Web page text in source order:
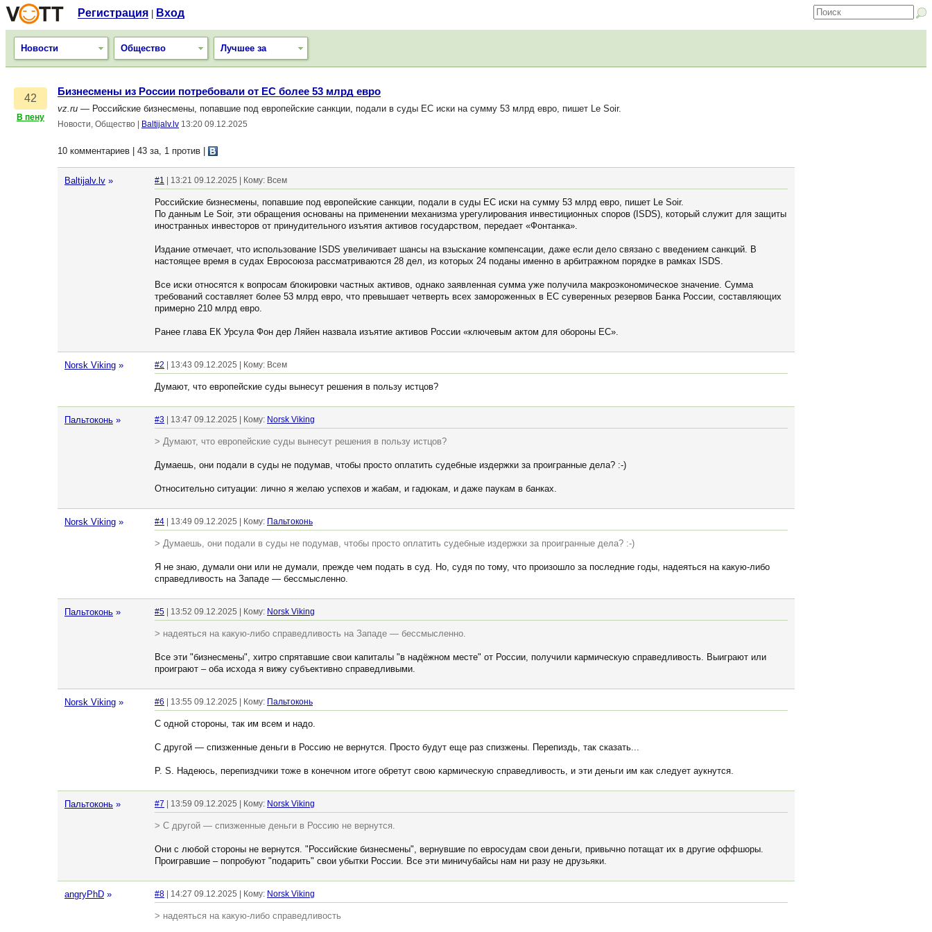
Регистрация Вход
Новости Общество Лучшее за
42
В пену
Бизнесмены из России потребовали от ЕС более 53 млрд евро
vz.ru — Российские бизнесмены, попавшие под европейские санкции, подали в суды ЕС иски на сумму 53 млрд евро, пишет Le Soir.
Новости, Общество Baltijalv.lv 13:20 09.12.2025
10 комментариев | 43 за, 1 против
Baltijalv.lv » #1 | 13:21 09.12.2025 | Кому: Всем
Российские бизнесмены, попавшие под европейские санкции, подали в суды ЕС иски на сумму 53 млрд евро, пишет Le Soir.
По данным Le Soir, эти обращения основаны на применении механизма урегулирования инвестиционных споров (ISDS), который служит для защиты
иностранных инвесторов от принудительного изъятия активов государством, передает «Фонтанка».
Издание отмечает, что использование ISDS увеличивает шансы на взыскание компенсации, даже если дело связано с введением санкций. В
настоящее время в судах Евросоюза рассматриваются 28 дел, из которых 24 поданы именно в арбитражном порядке в рамках ISDS.
Все иски относятся к вопросам блокировки частных активов, однако заявленная сумма уже получила макроэкономическое значение. Сумма
требований составляет более 53 млрд евро, что превышает четверть всех замороженных в ЕС суверенных резервов Банка России, составляющих
примерно 210 млрд евро.
Ранее глава ЕК Урсула Фон дер Ляйен назвала изъятие активов России «ключевым актом для обороны ЕС».
Norsk Viking » #2 | 13:43 09.12.2025 | Кому: Всем
Думают, что европейские суды вынесут решения в пользу истцов?
Пальтоконь » #3 | 13:47 09.12.2025 | Кому: Norsk Viking
> Думают, что европейские суды вынесут решения в пользу истцов?
Думаешь, они подали в суды не подумав, чтобы просто оплатить судебные издержки за проигранные дела? :-)
Относительно ситуации: лично я желаю успехов и жабам, и гадюкам, и даже паукам в банках.
Norsk Viking » #4 | 13:49 09.12.2025 | Кому: Пальтоконь
> Думаешь, они подали в суды не подумав, чтобы просто оплатить судебные издержки за проигранные дела? :-)
Я не знаю, думали они или не думали, прежде чем подать в суд. Но, судя по тому, что произошло за последние годы, надеяться на какую-либо
справедливость на Западе — бессмысленно.
Пальтоконь » #5 | 13:52 09.12.2025 | Кому: Norsk Viking
> надеяться на какую-либо справедливость на Западе — бессмысленно.
Все эти "бизнесмены", хитро спрятавшие свои капиталы "в надёжном месте" от России, получили кармическую справедливость. Выиграют или
проиграют – оба исхода я вижу субъективно справедливыми.
Norsk Viking » #6 | 13:55 09.12.2025 | Кому: Пальтоконь
С одной стороны, так им всем и надо.
С другой — спизженные деньги в Россию не вернутся. Просто будут еще раз спизжены. Перепиздь, так сказать...
P. S. Надеюсь, перепиздчики тоже в конечном итоге обретут свою кармическую справедливость, и эти деньги им как следует аукнутся.
Пальтоконь » #7 | 13:59 09.12.2025 | Кому: Norsk Viking
> С другой — спизженные деньги в Россию не вернутся.
Они с любой стороны не вернутся. "Российские бизнесмены", вернувшие по евросудам свои деньги, привычно потащат их в другие оффшоры.
Проигравшие – попробуют "подарить" свои убытки России. Все эти миничубайсы нам ни разу не друзьяки.
angryPhD » #8 | 14:27 09.12.2025 | Кому: Norsk Viking
> надеяться на какую-либо справедливость